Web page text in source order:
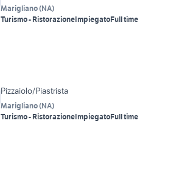
Marigliano(NA)
Turismo - RistorazioneImpiegatoFull time
Pizzaiolo/Piastrista
Marigliano(NA)
Turismo - RistorazioneImpiegatoFull time